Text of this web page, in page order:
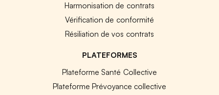
Harmonisation de contrats
Vérification de conformité
Résiliation de vos contrats
PLATEFORMES
Plateforme Santé Collective
Plateforme Prévoyance collective